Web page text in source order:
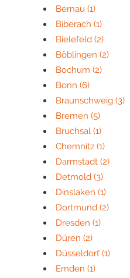
Bernau (1)
Biberach (1)
Bielefeld (2)
Böblingen (2)
Bochum (2)
Bonn (6)
Braunschweig (3)
Bremen (5)
Bruchsal (1)
Chemnitz (1)
Darmstadt (2)
Detmold (3)
Dinslaken (1)
Dortmund (2)
Dresden (1)
Düren (2)
Düsseldorf(1)
Emden (1)